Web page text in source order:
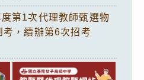
第1次代理教師甄選物
，續辦第6次招考